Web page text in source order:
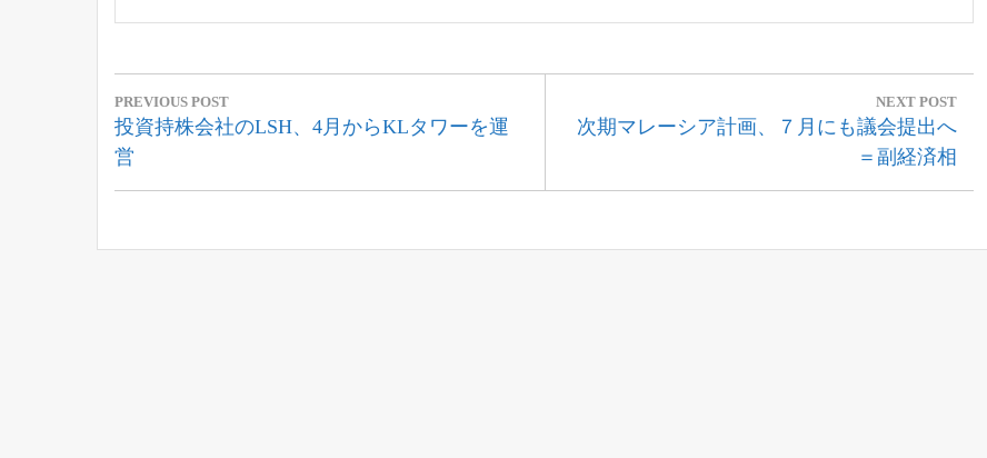
投
稿
ナ
ビ
PREVIOUS POST
Previous
Post:
投資持株会社のLSH、4月からKLタワーを運
営
NEXT POST
Next
次期マレーシア計画、７月にも議会提出へ
＝副経済相